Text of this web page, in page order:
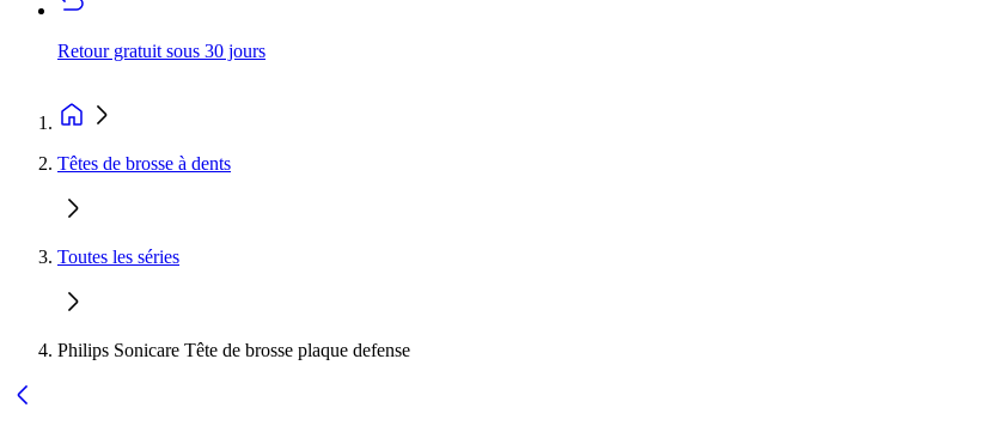
Retour gratuit sous 30 jours
Têtes de brosse à dents
Toutes les séries
Philips Sonicare Tête de brosse plaque defense